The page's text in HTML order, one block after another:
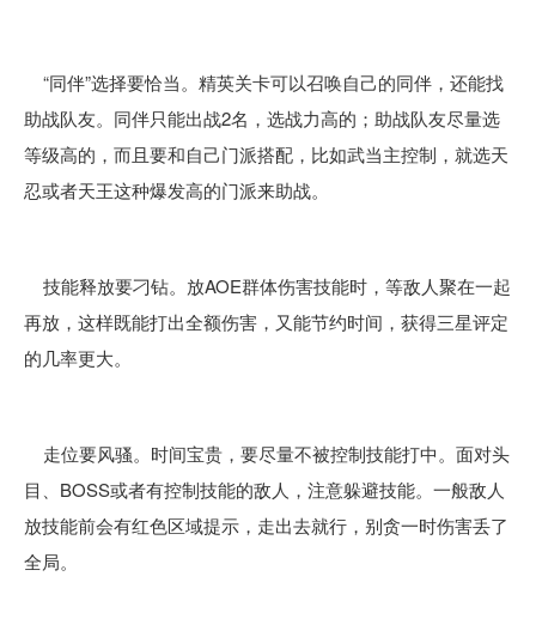
“同伴”选择要恰当。精英关卡可以召唤自己的同伴，还能找
助战队友。同伴只能出战2名，选战力高的；助战队友尽量选
等级高的，而且要和自己门派搭配，比如武当主控制，就选天
忍或者天王这种爆发高的门派来助战。
技能释放要刁钻。放AOE群体伤害技能时，等敌人聚在一起
再放，这样既能打出全额伤害，又能节约时间，获得三星评定
的几率更大。
走位要风骚。时间宝贵，要尽量不被控制技能打中。面对头
目、BOSS或者有控制技能的敌人，注意躲避技能。一般敌人
放技能前会有红色区域提示，走出去就行，别贪一时伤害丢了
全局。